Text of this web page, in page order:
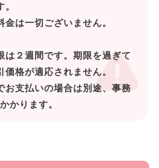
は一切ございません。
２週間です。期限を過ぎて
格が適応されません。
支払いの場合は別途、事務
かります。